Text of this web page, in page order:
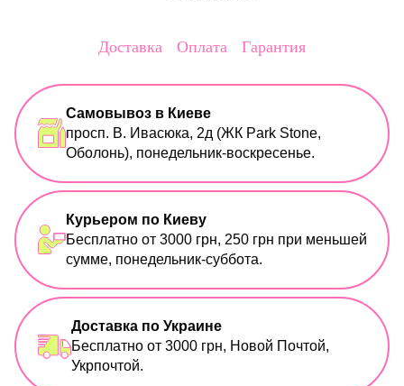
Доставка Оплата Гарантия
Самовывоз в Киеве
просп. В. Ивасюка, 2д (ЖК Park Stone,
Оболонь), понедельник-воскресенье.
Курьером по Киеву
Бесплатно от 3000 грн, 250 грн при меньшей
сумме, понедельник-суббота.
Доставка по Украине
Бесплатно от 3000 грн, Новой Почтой,
Укрпочтой.